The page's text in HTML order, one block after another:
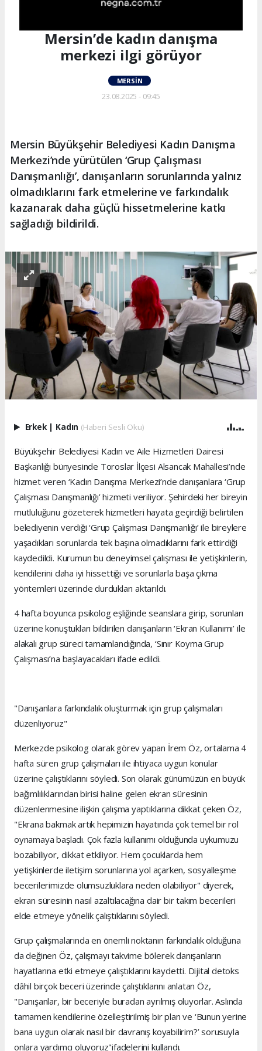
Mersin’de kadın danışma
merkezi ilgi görüyor
MERSIN
23.08.2025 - 09:45
Mersin Büyükşehir Belediyesi Kadın Danışma
Merkezi’nde yürütülen ‘Grup Çalışması
Danışmanlığı’, danışanların sorunlarında yalnız
olmadıklarını fark etmelerine ve farkındalık
kazanarak daha güçlü hissetmelerine katkı
sağladığı bildirildi.
Erkek Kadın (Haberi Sesli Oku)
Büyükşehir Belediyesi Kadın ve Aile Hizmetleri Dairesi
Başkanlığı bünyesinde Toroslar İlçesi Alsancak Mahallesi’nde
hizmet veren ‘Kadın Danışma Merkezi’nde danışanlara ‘Grup
Çalışması Danışmanlığı’ hizmeti veriliyor. Şehirdeki her bireyin
mutluluğunu gözeterek hizmetleri hayata geçirdiği belirtilen
belediyenin verdiği ‘Grup Çalışması Danışmanlığı’ ile bireylere
yaşadıkları sorunlarda tek başına olmadıklarını fark ettirdiği
kaydedildi. Kurumun bu deneyimsel çalışması ile yetişkinlerin,
kendilerini daha iyi hissettiği ve sorunlarla başa çıkma
yöntemleri üzerinde durdukları aktarıldı.
4 hafta boyunca psikolog eşliğinde seanslara girip, sorunları
üzerine konuştukları bildirilen danışanların ‘Ekran Kullanımı’ ile
alakalı grup süreci tamamlandığında, ‘Sınır Koyma Grup
Çalışması’na başlayacakları ifade edildi.
"Danışanlara farkındalık oluşturmak için grup çalışmaları
düzenliyoruz"
Merkezde psikolog olarak görev yapan İrem Öz, ortalama 4
hafta süren grup çalışmaları ile ihtiyaca uygun konular
üzerine çalıştıklarını söyledi. Son olarak günümüzün en büyük
bağımlılıklarından birisi haline gelen ekran süresinin
düzenlenmesine ilişkin çalışma yaptıklarına dikkat çeken Öz,
"Ekrana bakmak artık hepimizin hayatında çok temel bir rol
oynamaya başladı. Çok fazla kullanımı olduğunda uykumuzu
bozabiliyor, dikkat etkiliyor. Hem çocuklarda hem
yetişkinlerde iletişim sorunlarına yol açarken, sosyalleşme
becerilerimizde olumsuzluklara neden olabiliyor" diyerek,
ekran süresinin nasıl azaltılacağına dair bir takım becerileri
elde etmeye yönelik çalıştıklarını söyledi.
Grup çalışmalarında en önemli noktanın farkındalık olduğuna
da değinen Öz, çalışmayı takvime bölerek danışanların
hayatlarına etki etmeye çalıştıklarını kaydetti. Dijital detoks
dâhil birçok beceri üzerinde çalıştıklarını anlatan Öz,
"Danışanlar, bir beceriyle buradan ayrılmış oluyorlar. Aslında
tamamen kendilerine özelleştirilmiş bir plan ve ‘Bunun yerine
bana uygun olarak nasıl bir davranış koyabilirim?’ sorusuyla
onlara yardımcı oluyoruz"ifadelerini kullandı.